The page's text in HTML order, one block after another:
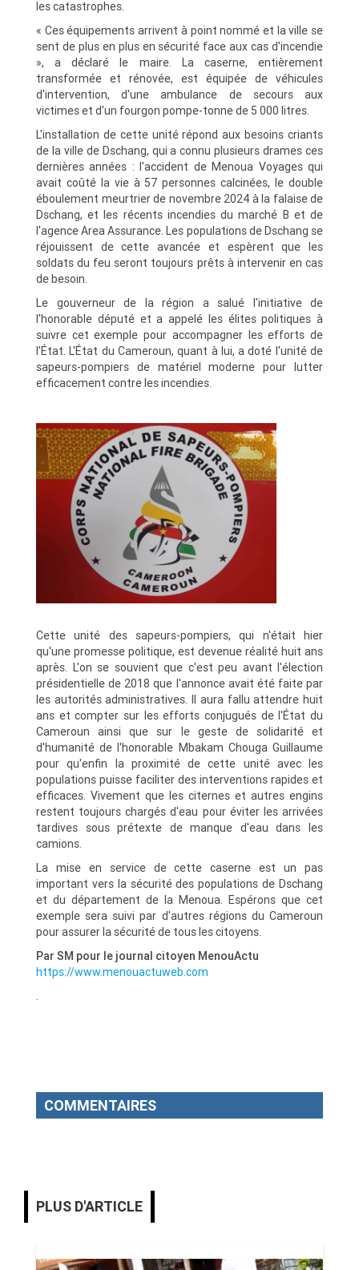
les catastrophes.
« Ces équipements arrivent à point nommé et la ville se
sent de plus en plus en sécurité face aux cas d'incendie
», a déclaré le maire. La caserne, entièrement
transformée et rénovée, est équipée de véhicules
d'intervention, d'une ambulance de secours aux
victimes et d'un fourgon pompe-tonne de 5 000 litres.
L'installation de cette unité répond aux besoins criants
de la ville de Dschang, qui a connu plusieurs drames ces
dernières années : l'accident de Menoua Voyages qui
avait coûté la vie à 57 personnes calcinées, le double
éboulement meurtrier de novembre 2024 à la falaise de
Dschang, et les récents incendies du marché B et de
l'agence Area Assurance. Les populations de Dschang se
réjouissent de cette avancée et espèrent que les
soldats du feu seront toujours prêts à intervenir en cas
de besoin.
Le gouverneur de la région a salué l'initiative de
l'honorable député et a appelé les élites politiques à
suivre cet exemple pour accompagner les efforts de
l'État. L'État du Cameroun, quant à lui, a doté l'unité de
sapeurs-pompiers de matériel moderne pour lutter
efficacement contre les incendies.
Cette unité des sapeurs-pompiers, qui n'était hier
qu'une promesse politique, est devenue réalité huit ans
après. L'on se souvient que c'est peu avant l'élection
présidentielle de 2018 que l'annonce avait été faite par
les autorités administratives. Il aura fallu attendre huit
ans et compter sur les efforts conjugués de l'État du
Cameroun ainsi que sur le geste de solidarité et
d'humanité de l'honorable Mbakam Chouga Guillaume
pour qu'enfin la proximité de cette unité avec les
populations puisse faciliter des interventions rapides et
efficaces. Vivement que les citernes et autres engins
restent toujours chargés d'eau pour éviter les arrivées
tardives sous prétexte de manque d'eau dans les
camions.
La mise en service de cette caserne est un pas
important vers la sécurité des populations de Dschang
et du département de la Menoua. Espérons que cet
exemple sera suivi par d'autres régions du Cameroun
pour assurer la sécurité de tous les citoyens.
Par SM pour le journal citoyen MenouActu
https://www.menouactuweb.com
.
COMMENTAIRES
PLUS D'ARTICLE